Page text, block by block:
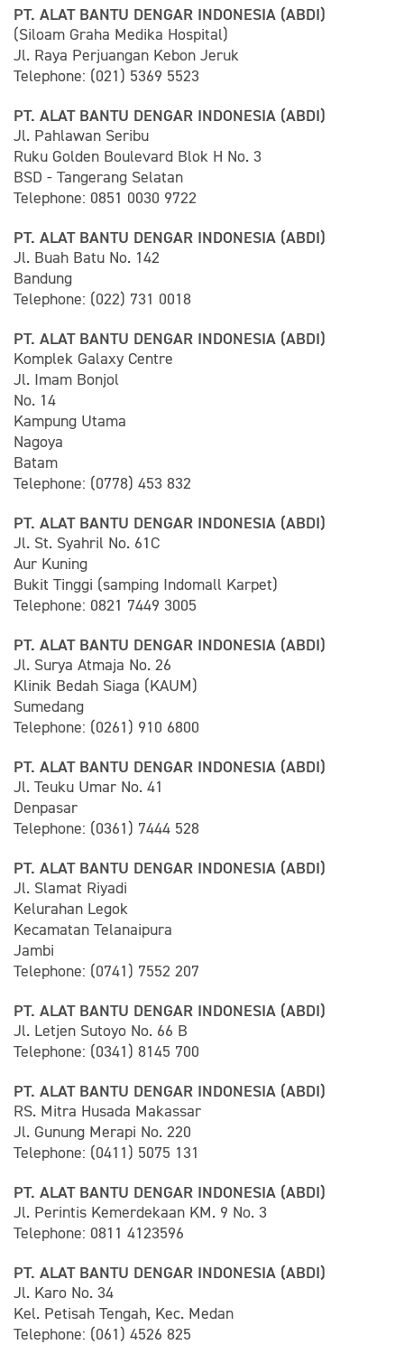
PT. ALAT BANTU DENGAR INDONESIA (ABDI)
(Siloam Graha Medika Hospital)
Jl. Raya Perjuangan Kebon Jeruk
Telephone: (021) 5369 5523
PT. ALAT BANTU DENGAR INDONESIA (ABDI)
Jl. Pahlawan Seribu
Ruku Golden Boulevard Blok H No. 3
BSD - Tangerang Selatan
Telephone: 0851 0030 9722
PT. ALAT BANTU DENGAR INDONESIA (ABDI)
Jl. Buah Batu No. 142
Bandung
Telephone: (022) 731 0018
PT. ALAT BANTU DENGAR INDONESIA (ABDI)
Komplek Galaxy Centre
Jl. Imam Bonjol
No. 14
Kampung Utama
Nagoya
Batam
Telephone: (0778) 453 832
PT. ALAT BANTU DENGAR INDONESIA (ABDI)
Jl. St. Syahril No. 61C
Aur Kuning
Bukit Tinggi (samping Indomall Karpet)
Telephone: 0821 7449 3005
PT. ALAT BANTU DENGAR INDONESIA (ABDI)
Jl. Surya Atmaja No. 26
Klinik Bedah Siaga (KAUM)
Sumedang
Telephone: (0261) 910 6800
PT. ALAT BANTU DENGAR INDONESIA (ABDI)
Jl. Teuku Umar No. 41
Denpasar
Telephone: (0361) 7444 528
PT. ALAT BANTU DENGAR INDONESIA (ABDI)
Jl. Slamat Riyadi
Kelurahan Legok
Kecamatan Telanaipura
Jambi
Telephone: (0741) 7552 207
PT. ALAT BANTU DENGAR INDONESIA (ABDI)
Jl. Letjen Sutoyo No. 66 B
Telephone: (0341) 8145 700
PT. ALAT BANTU DENGAR INDONESIA (ABDI)
RS. Mitra Husada Makassar
Jl. Gunung Merapi No. 220
Telephone: (0411) 5075 131
PT. ALAT BANTU DENGAR INDONESIA (ABDI)
Jl. Perintis Kemerdekaan KM. 9 No. 3
Telephone: 0811 4123596
PT. ALAT BANTU DENGAR INDONESIA (ABDI)
Jl. Karo No. 34
Kel. Petisah Tengah, Kec. Medan
Telephone: (061) 4526 825